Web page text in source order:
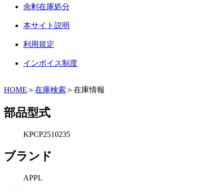
余剰在庫処分
本サイト説明
利用規定
インボイス制度
HOME ＞ 在庫検索 ＞在庫情報
部品型式
KPCP2510235
ブランド
APPL